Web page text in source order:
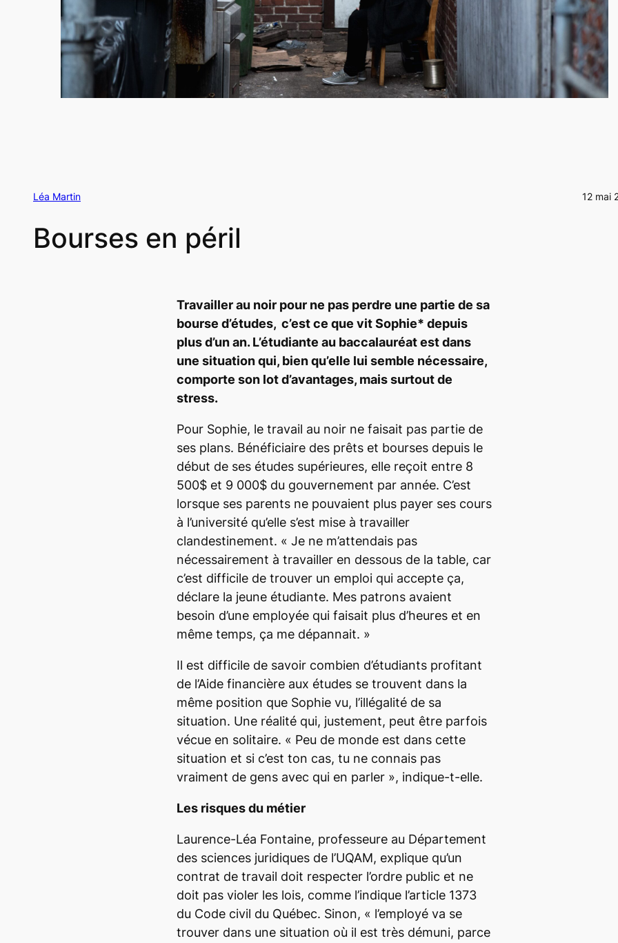
Léa Martin 12 mai
Bourses en péril
Travailler au noir pour ne pas perdre une partie de sa
bourse d’études, c’est ce que vit Sophie* depuis
plus d’un an. L’étudiante au baccalauréat est dans
une situation qui, bien qu’elle lui semble nécessaire,
comporte son lot d’avantages, mais surtout de
stress.
Pour Sophie, le travail au noir ne faisait pas partie de
ses plans. Bénéficiaire des prêts et bourses depuis le
début de ses études supérieures, elle reçoit entre 8
500$ et 9 000$ du gouvernement par année. C’est
lorsque ses parents ne pouvaient plus payer ses cours
à l’université qu’elle s’est mise à travailler
clandestinement. « Je ne m’attendais pas
nécessairement à travailler en dessous de la table, car
c’est difficile de trouver un emploi qui accepte ça,
déclare la jeune étudiante. Mes patrons avaient
besoin d’une employée qui faisait plus d’heures et en
même temps, ça me dépannait. »
Il est difficile de savoir combien d’étudiants profitant
de l’Aide financière aux études se trouvent dans la
même position que Sophie vu, l’illégalité de sa
situation. Une réalité qui, justement, peut être parfois
vécue en solitaire. « Peu de monde est dans cette
situation et si c’est ton cas, tu ne connais pas
vraiment de gens avec qui en parler », indique-t-elle.
Les risques du métier
Laurence-Léa Fontaine, professeure au Département
des sciences juridiques de l’UQAM, explique qu’un
contrat de travail doit respecter l’ordre public et ne
doit pas violer les lois, comme l’indique l’article 1373
du Code civil du Québec. Sinon, « l’employé va se
trouver dans une situation où il est très démuni, parce